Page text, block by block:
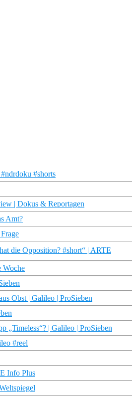
#shorts
| Dokus & Reportagen
Amt?
die Opposition? #short“ | ARTE
Woche
Obst | Galileo | ProSieben
„Timeless“? | Galileo | ProSieben
#reel
Info Plus